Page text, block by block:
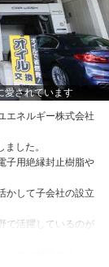
愛されています
エネルギー株式会社
した。
子用絶縁封止樹脂や
かして子会社の設立
で活躍しているのが
これに対応するべく